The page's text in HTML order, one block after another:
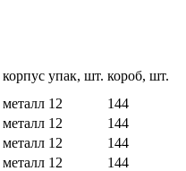
корпус упак, шт. короб, шт.
металл 12
144
металл 12
144
металл 12
144
металл 12 144